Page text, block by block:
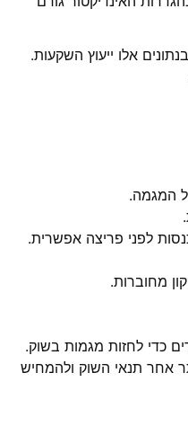
אלו ייעוץ השקעות.
המגמה.
לפני פריצה אפשרית.
מחוברות.
כדי לחזות מגמות בשוק.
אחר תנאי השוק ולהמחיש